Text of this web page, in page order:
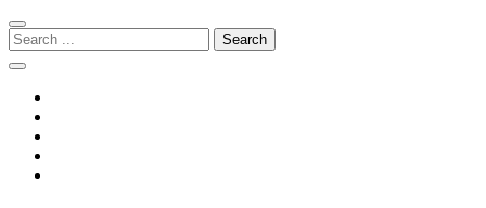
Skip
to
navigation
Skip
to
content
Search
for: